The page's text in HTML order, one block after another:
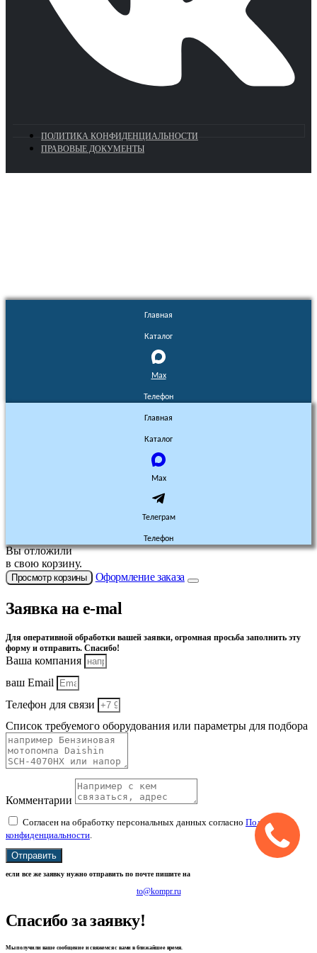
ПОЛИТИКА КОНФИДЕНЦИАЛЬНОСТИ
ПРАВОВЫЕ ДОКУМЕНТЫ
Главная
Каталог
Max
Телефон
Главная
Каталог
Max
Телеграм
Телефон
Вы отложили
в свою корзину.
Просмотр корзины Оформление заказа
Заявка на e-mal
Для оперативной обработки вашей заявки, огромная просьба заполнить эту
форму и отправить. Спасибо!
Ваша компания
ваш Email
Телефон для связи
Список требуемого оборудования или параметры для подбора
Комментарии
Согласен на обработку персональных данных согласно Политике
конфиденциальности
Отправить
если все же заявку нужно отправить по почте пишите на
to@kompr.ru
Спасибо за заявку!
Мы получили ваше сообщение и свяжемся с вами в ближайшее время.